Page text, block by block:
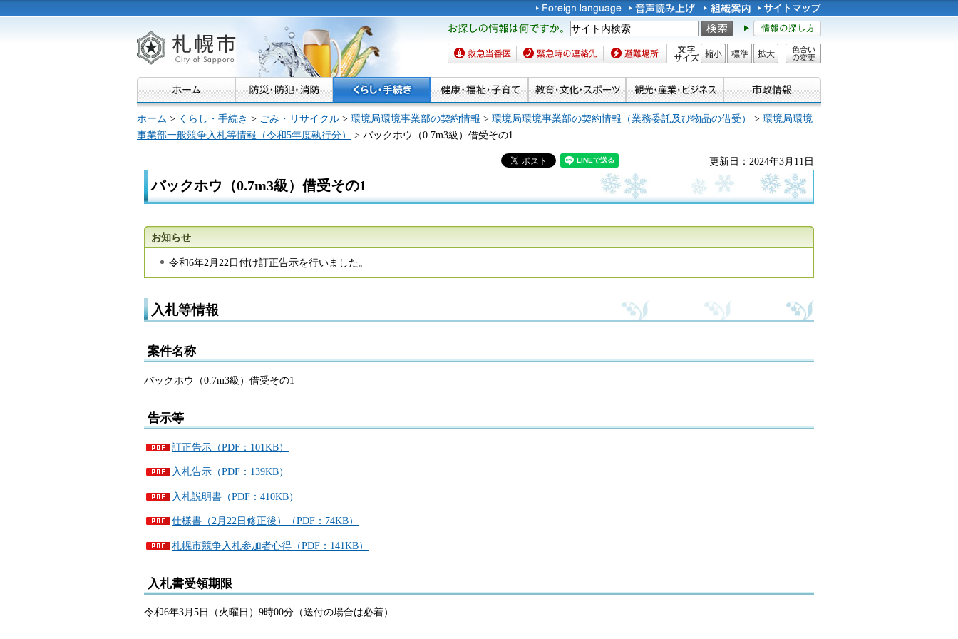
札幌市
お探しの情報は何です
か。
救急当番医 緊急時の連絡先 避難場所 文字サイズ
縮小 標準 拡大
色合い
ホーム > くらし・手続き > ごみ・リサイクル > 環境局環境事業部の契約情報 > 環境局環境事業部の契約情報（業務委託及び物品の借受） > 環境局環境
事業部一般競争入札等情報（令和5年度執行分）
> バックホウ（0.7m3級）借受その1
更新日：2024年3月11日
バックホウ（0.7m3級）借受その1
お知らせ
令和6年2月22日付け訂正告示を行いました。
入札等情報
案件名称
バックホウ（0.7m3級）借受その1
告示等
訂正告示（PDF：101KB）
入札告示（PDF：139KB）
入札説明書（PDF：410KB）
仕様書（2月22日修正後）（PDF：74KB）
札幌市競争入札参加者心得（PDF：141KB）
入札書受領期限
令和6年3月5日（火曜日）9時00分（送付の場合は必着）